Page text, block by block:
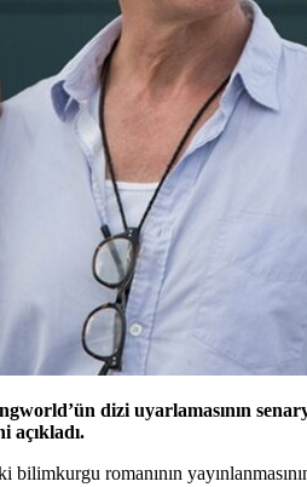
dizi uyarlamasının
açıkladı.
bilimkurgu romanının